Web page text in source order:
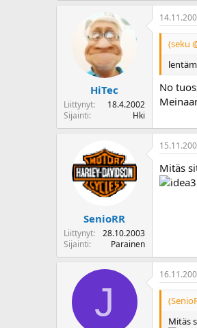
HiTec
Liittynyt
18.4.2002
Sijainti
Hki
(seku
No
SenioRR
Liittynyt
28.10.2003
Sijainti
Parainen
Mitäs
J
Mitäs